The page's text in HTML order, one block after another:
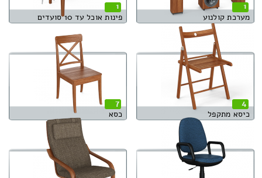
1
מערכת קולנוע
1
פינות אוכל עד 10 סועדים
4
כיסא מתקפל
7
כסא